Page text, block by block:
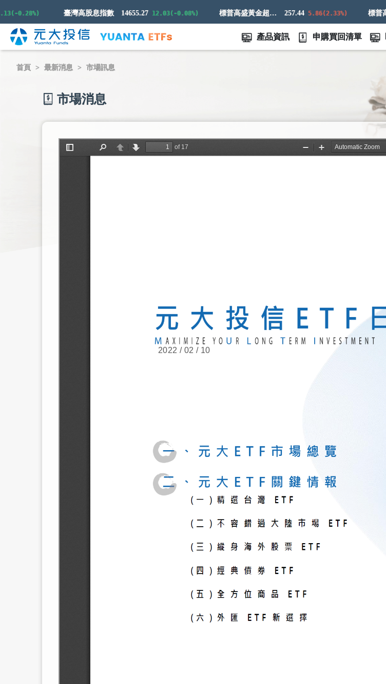
臺灣高股息指數 14655.27 12.03(-0.08%) 標普高盛黃金超額回報指數 257.44 5.86(2.33%)
產品資訊 申購買回清單
首頁 最新消息 市場訊息
市場消息